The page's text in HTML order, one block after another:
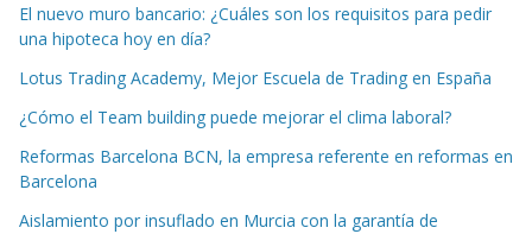
El nuevo muro bancario: ¿Cuáles son los requisitos para pedir
una hipoteca hoy en día?
Lotus Trading Academy, Mejor Escuela de Trading en España
¿Cómo el Team building puede mejorar el clima laboral?
Reformas Barcelona BCN, la empresa referente en reformas en
Barcelona
Aislamiento por insuflado en Murcia con la garantía de